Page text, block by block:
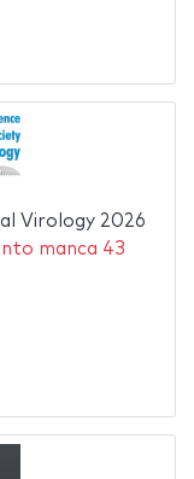
Virology 2026
manca 43